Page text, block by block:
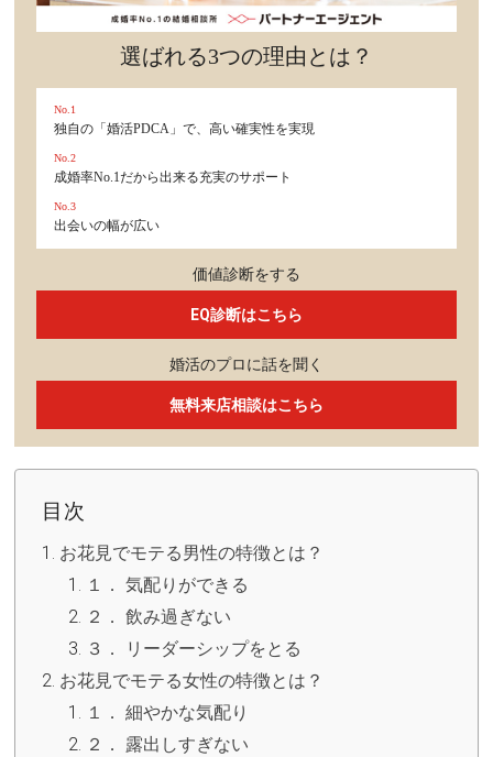
選ばれる3つの理由とは？
No.1
独自の「婚活PDCA」で、高い確実性を実現
No.2
成婚率No.1だから出来る充実のサポート
No.3
出会いの幅が広い
価値診断をする
EQ診断はこちら
婚活のプロに話を聞く
無料来店相談はこちら
目次
お花見でモテる男性の特徴とは？
１． 気配りができる
２． 飲み過ぎない
３． リーダーシップをとる
お花見でモテる女性の特徴とは？
１． 細やかな気配り
２． 露出しすぎない